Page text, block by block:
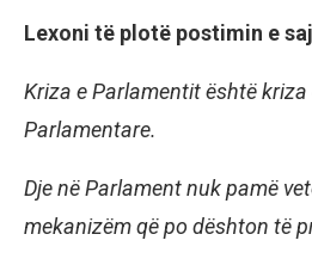
Lexoni të plotë postimin e
Kriza e Parlamentit është kriza
Parlamentare.
Dje në Parlament nuk pamë
mekanizëm që po dështon të